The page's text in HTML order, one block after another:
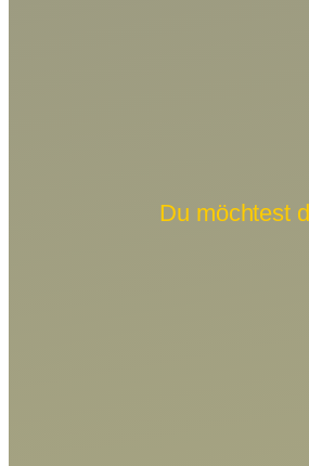
Du möchtest